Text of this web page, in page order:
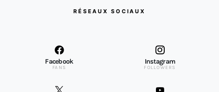
RÉSEAUX SOCIAUX
Facebook
FANS
Instagram
FOLLOWERS